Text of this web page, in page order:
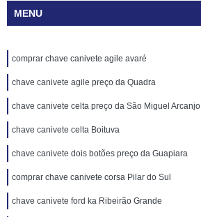
MENU
comprar chave canivete agile avaré
chave canivete agile preço da Quadra
chave canivete celta preço da São Miguel Arcanjo
chave canivete celta Boituva
chave canivete dois botões preço da Guapiara
comprar chave canivete corsa Pilar do Sul
chave canivete ford ka Ribeirão Grande